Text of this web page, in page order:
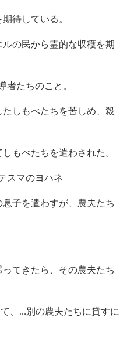
待している。
ルの民から霊的な収穫を期
者たちのこと。
たしもべたちを苦しめ、殺
もべたちを遣わされた。
スマのヨハネ
息子を遣わすが、農夫たち
ってきたら、その農夫たち
、…別の農夫たちに貸すに